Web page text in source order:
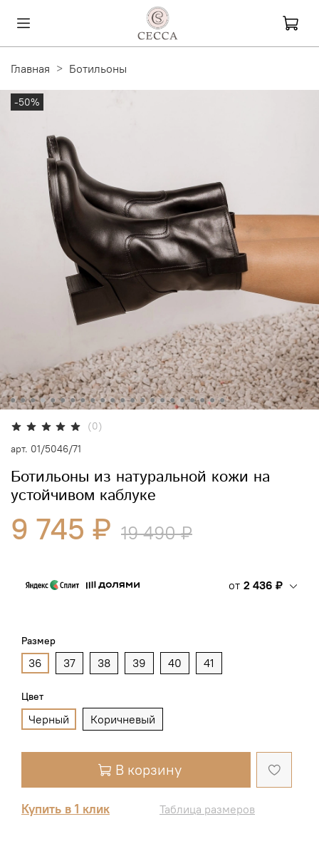
Главная Ботильоны
-50%
(0)
арт. 01/5046/71
Ботильоны из натуральной кожи на
устойчивом каблуке
9 745 ₽ 19 490 ₽
от 2 436 ₽
Размер
36 37 38 39 40 41
Цвет
Черный Коричневый
В корзину
Купить в 1 клик Таблица размеров